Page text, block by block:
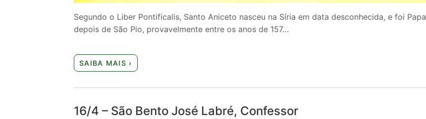
Segundo o Liber Pontificalis, Santo Aniceto nasceu na Síria em data desconhecida, e foi Papa
depois de São Pio, provavelmente entre os anos de 157…
SAIBA MAIS ›
16/4 – São Bento José Labré, Confessor